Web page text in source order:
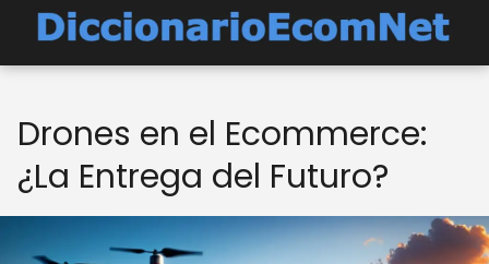
Drones en el Ecommerce:
¿La Entrega del Futuro?